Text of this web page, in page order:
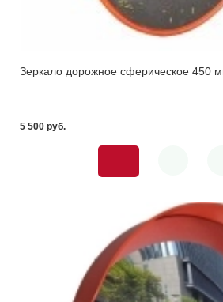
Зеркало дорожное сферическое 450
5 500 pуб.